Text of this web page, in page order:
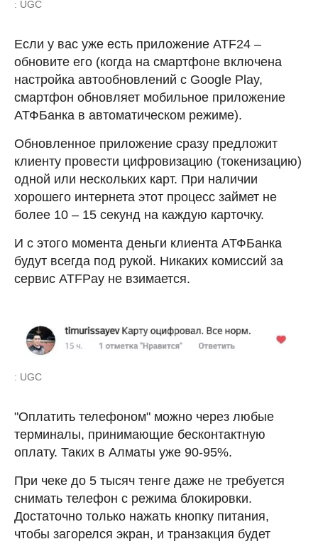
: UGC
Если у вас уже есть приложение ATF24 –
обновите его (когда на смартфоне включена
настройка автообновлений с Google Play,
смартфон обновляет мобильное приложение
АТФБанка в автоматическом режиме).
Обновленное приложение сразу предложит
клиенту провести цифровизацию (токенизацию)
одной или нескольких карт. При наличии
хорошего интернета этот процесс займет не
более 10 – 15 секунд на каждую карточку.
И с этого момента деньги клиента АТФБанка
будут всегда под рукой. Никаких комиссий за
сервис ATFPay не взимается.
: UGC
"Оплатить телефоном" можно через любые
терминалы, принимающие бесконтактную
оплату. Таких в Алматы уже 90-95%.
При чеке до 5 тысяч тенге даже не требуется
снимать телефон с режима блокировки.
Достаточно только нажать кнопку питания,
чтобы загорелся экран, и транзакция будет